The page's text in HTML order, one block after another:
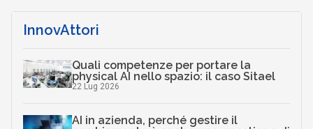
InnovAttori
Quali competenze per portare la
physical AI nello spazio: il caso Sitael
22 Lug 2026
AI in azienda, perché gestire il